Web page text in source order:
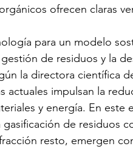
ofrecen claras
para un modelo
de residuos y la
la directora científica
actuales impulsan la
y energía. En este
de residuos
resto, emergen